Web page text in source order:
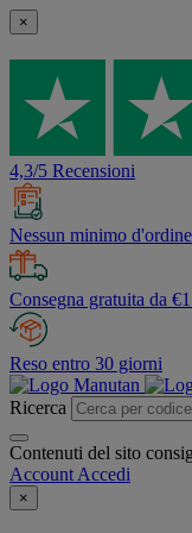
×
4,3/5 Recensioni
Nessun minimo d'ordine
Consegna gratuita da
Reso entro 30 giorni
Ricerca
Contenuti del sito
Account Accedi
×